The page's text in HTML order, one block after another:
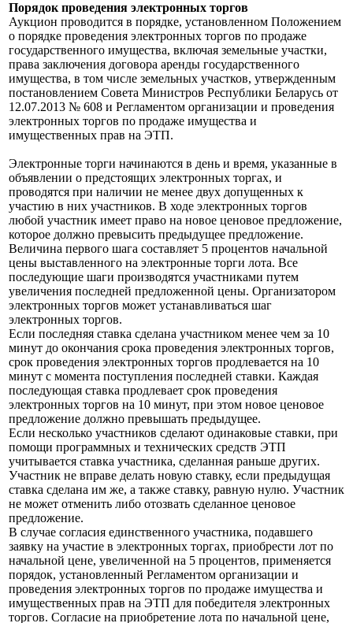
Порядок проведения электронных торгов
Аукцион проводится в порядке, установленном Положением
о порядке проведения электронных торгов по продаже
государственного имущества, включая земельные участки,
права заключения договора аренды государственного
имущества, в том числе земельных участков, утвержденным
постановлением Совета Министров Республики Беларусь от
12.07.2013 № 608 и Регламентом организации и проведения
электронных торгов по продаже имущества и
имущественных прав на ЭТП.
Электронные торги начинаются в день и время, указанные в
объявлении о предстоящих электронных торгах, и
проводятся при наличии не менее двух допущенных к
участию в них участников. В ходе электронных торгов
любой участник имеет право на новое ценовое предложение,
которое должно превысить предыдущее предложение.
Величина первого шага составляет 5 процентов начальной
цены выставленного на электронные торги лота. Все
последующие шаги производятся участниками путем
увеличения последней предложенной цены. Организатором
электронных торгов может устанавливаться шаг
электронных торгов.
Если последняя ставка сделана участником менее чем за 10
минут до окончания срока проведения электронных торгов,
срок проведения электронных торгов продлевается на 10
минут с момента поступления последней ставки. Каждая
последующая ставка продлевает срок проведения
электронных торгов на 10 минут, при этом новое ценовое
предложение должно превышать предыдущее.
Если несколько участников сделают одинаковые ставки, при
помощи программных и технических средств ЭТП
учитывается ставка участника, сделанная раньше других.
Участник не вправе делать новую ставку, если предыдущая
ставка сделана им же, а также ставку, равную нулю. Участник
не может отменить либо отозвать сделанное ценовое
предложение.
В случае согласия единственного участника, подавшего
заявку на участие в электронных торгах, приобрести лот по
начальной цене, увеличенной на 5 процентов, применяется
порядок, установленный Регламентом организации и
проведения электронных торгов по продаже имущества и
имущественных прав на ЭТП для победителя электронных
торгов. Согласие на приобретение лота по начальной цене,